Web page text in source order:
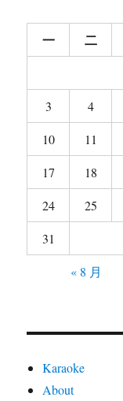
一 二
3
4
10
11
17
18
24
25
31
« 8 月
Karaoke
About